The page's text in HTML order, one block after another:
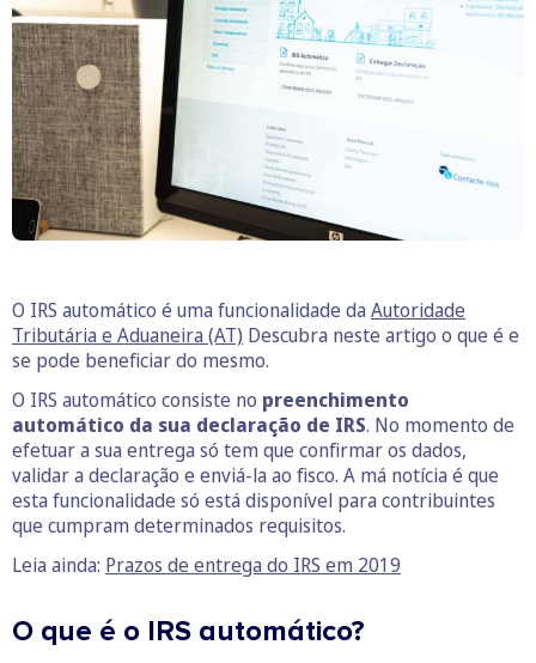
O IRS automático é uma funcionalidade da Autoridade
Tributária e Aduaneira (AT) Descubra neste artigo o que é e
se pode beneficiar do mesmo.
O IRS automático consiste no preenchimento
automático da sua declaração de IRS. No momento de
efetuar a sua entrega só tem que confirmar os dados,
validar a declaração e enviá-la ao fisco. A má notícia é que
esta funcionalidade só está disponível para contribuintes
que cumpram determinados requisitos.
Leia ainda: Prazos de entrega do IRS em 2019
O que é o IRS automático?